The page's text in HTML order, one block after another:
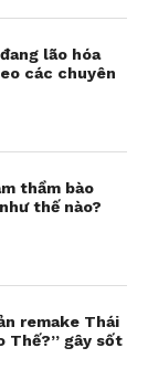
lão hóa
các chuyên
thầm bào
thế nào?
remake Thái
Thế?” gây sốt